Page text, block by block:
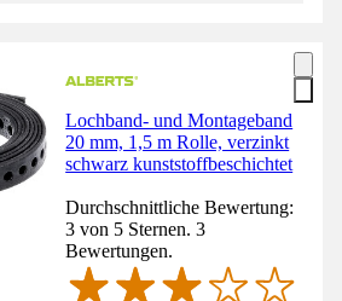
Lochband- und Montageband
20 mm, 1,5 m Rolle, verzinkt
schwarz kunststoffbeschichtet
Durchschnittliche Bewertung:
3 von 5 Sternen. 3
Bewertungen.